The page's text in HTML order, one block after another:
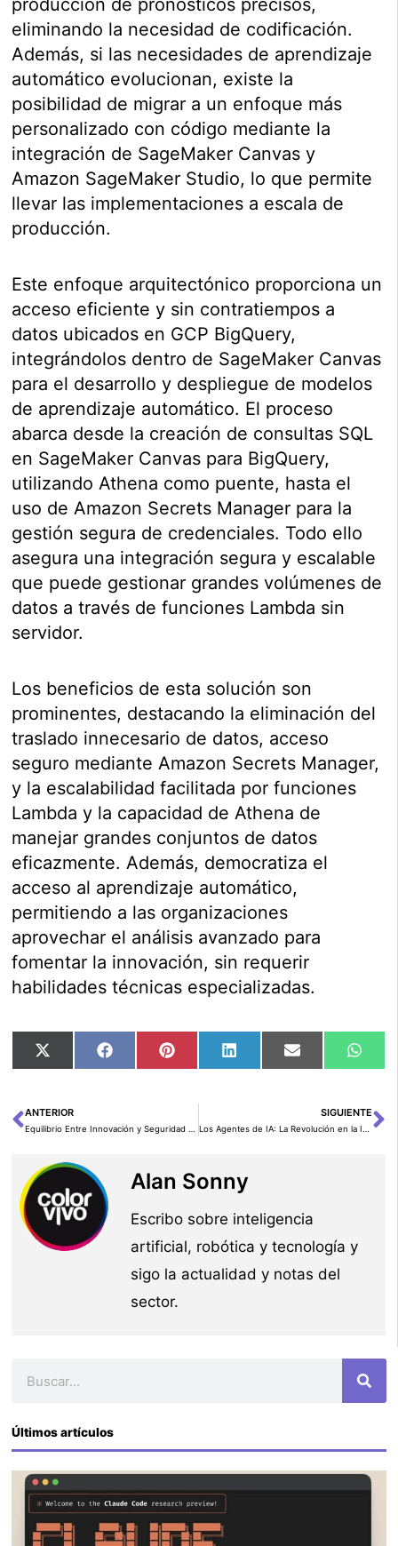
producción de pronósticos precisos,
eliminando la necesidad de codificación.
Además, si las necesidades de aprendizaje
automático evolucionan, existe la
posibilidad de migrar a un enfoque más
personalizado con código mediante la
integración de SageMaker Canvas y
Amazon SageMaker Studio, lo que permite
llevar las implementaciones a escala de
producción.
Este enfoque arquitectónico proporciona un
acceso eficiente y sin contratiempos a
datos ubicados en GCP BigQuery,
integrándolos dentro de SageMaker Canvas
para el desarrollo y despliegue de modelos
de aprendizaje automático. El proceso
abarca desde la creación de consultas SQL
en SageMaker Canvas para BigQuery,
utilizando Athena como puente, hasta el
uso de Amazon Secrets Manager para la
gestión segura de credenciales. Todo ello
asegura una integración segura y escalable
que puede gestionar grandes volúmenes de
datos a través de funciones Lambda sin
servidor.
Los beneficios de esta solución son
prominentes, destacando la eliminación del
traslado innecesario de datos, acceso
seguro mediante Amazon Secrets Manager,
y la escalabilidad facilitada por funciones
Lambda y la capacidad de Athena de
manejar grandes conjuntos de datos
eficazmente. Además, democratiza el
acceso al aprendizaje automático,
permitiendo a las organizaciones
aprovechar el análisis avanzado para
fomentar la innovación, sin requerir
habilidades técnicas especializadas.
Compartir
en
X
Compartir
en
FacebookCompartir
en
PinterestCompartir
en
LinkedInCompartir
en
Email
en
Ant
ANTERIOR SIGUIENTE
Alan Sonny
Escribo sobre inteligencia
artificial, robótica y tecnología y
sigo la actualidad y notas del
sector.
Últimos artículos